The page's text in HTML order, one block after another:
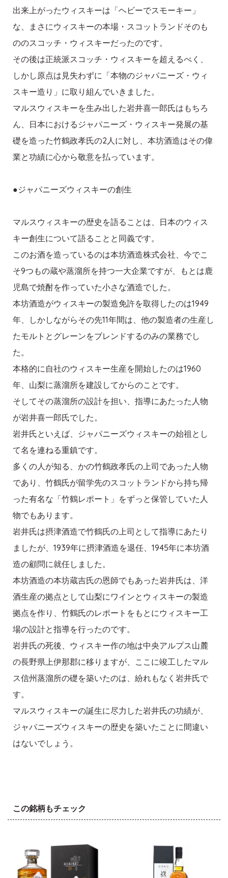
出来上がったウィスキーは「ヘビーでスモーキー」
な、まさにウィスキーの本場・スコットランドそのも
ののスコッチ・ウィスキーだったのです。
その後は正統派スコッチ・ウィスキーを超えるべく、
しかし原点は見失わずに「本物のジャパニーズ・ウィ
スキー造り」に取り組んでいきました。
マルスウィスキーを生み出した岩井喜一郎氏はもちろ
ん、日本におけるジャパニーズ・ウィスキー発展の基
礎を造った竹鶴政孝氏の2人に対し、本坊酒造はその偉
業と功績に心から敬意を払っています。
●ジャパニーズウィスキーの創生
マルスウィスキーの歴史を語ることは、日本のウィス
キー創生について語ることと同義です。
このお酒を造っているのは本坊酒造株式会社、今でこ
そ9つもの蔵や蒸溜所を持つ一大企業ですが、もとは鹿
児島で焼酎を作っていた小さな酒造でした。
本坊酒造がウィスキーの製造免許を取得したのは1949
年、しかしながらその先11年間は、他の製造者の生産し
たモルトとグレーンをブレンドするのみの業務でし
た。
本格的に自社のウィスキー生産を開始したのは1960
年、山梨に蒸溜所を建設してからのことです。
そしてその蒸溜所の設計を担い、指導にあたった人物
が岩井喜一郎氏でした。
岩井氏といえば、ジャパニーズウィスキーの始祖とし
て名を連ねる重鎮です。
多くの人が知る、かの竹鶴政孝氏の上司であった人物
であり、竹鶴氏が留学先のスコットランドから持ち帰
った有名な「竹鶴レポート」をずっと保管していた人
物でもあります。
岩井氏は摂津酒造で竹鶴氏の上司として指導にあたり
ましたが、1939年に摂津酒造を退任、1945年に本坊酒
造の顧問に就任しました。
本坊酒造の本坊蔵吉氏の恩師でもあった岩井氏は、洋
酒生産の拠点として山梨にワインとウィスキーの製造
拠点を作り、竹鶴氏のレポートをもとにウィスキー工
場の設計と指導を行ったのです。
岩井氏の死後、ウィスキー作の地は中央アルプス山麓
の長野県上伊那郡に移りますが、ここに竣工したマル
ス信州蒸溜所の礎を築いたのは、紛れもなく岩井氏で
す。
マルスウィスキーの誕生に尽力した岩井氏の功績が、
ジャパニーズウィスキーの歴史を築いたことに間違い
はないでしょう。
この銘柄もチェック